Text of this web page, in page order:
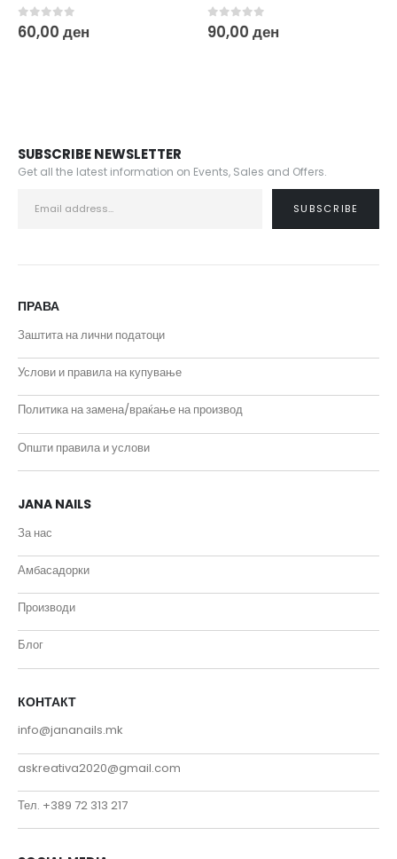
0out of 5
60,00 ден 0out of 5
90,00 ден
SUBSCRIBE NEWSLETTER
Get all the latest information on Events, Sales and Offers.
ПРАВА
Заштита на лични податоци
Услови и правила на купување
Политика на замена/враќање на производ
Општи правила и услови
JANA NAILS
За нас
Амбасадорки
Производи
Блог
КОНТАКТ
info@jananails.mk
askreativa2020@gmail.com
Тел. +389 72 313 217